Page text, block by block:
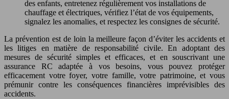
des enfants, entretenez régulièrement vos installations de
chauffage et électriques, vérifiez l’état de vos équipements,
signalez les anomalies, et respectez les consignes de sécurité.
La prévention est de loin la meilleure façon d’éviter les accidents et
les litiges en matière de responsabilité civile. En adoptant des
mesures de sécurité simples et efficaces, et en souscrivant une
assurance RC adaptée à vos besoins, vous pouvez protéger
efficacement votre foyer, votre famille, votre patrimoine, et vous
prémunir contre les conséquences financières imprévisibles des
accidents.